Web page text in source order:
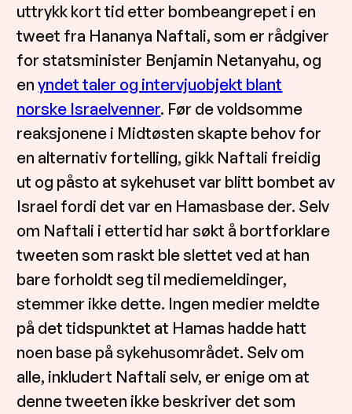
uttrykk kort tid etter bombeangrepet i en
tweet fra Hananya Naftali, som er rådgiver
for statsminister Benjamin Netanyahu, og
enyndet taler og intervjuobjekt blant
norske Israelvenner. Før de voldsomme
reaksjonene i Midtøsten skapte behov for
en alternativ fortelling, gikk Naftali freidig
ut og påsto at sykehuset var blitt bombet av
Israel fordi det var en Hamasbase der. Selv
om Naftali i ettertid har søkt å bortforklare
tweeten som raskt ble slettet ved at han
bare forholdt seg til mediemeldinger,
stemmer ikke dette. Ingen medier meldte
på det tidspunktet at Hamas hadde hatt
noen base på sykehusområdet. Selv om
alle, inkludert Naftali selv, er enige om at
denne tweeten ikke beskriver det som